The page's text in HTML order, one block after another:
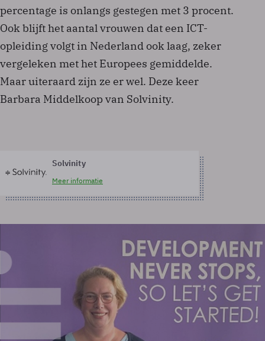
percentage is onlangs gestegen met 3 procent.
Ook blijft het aantal vrouwen dat een ICT-
opleiding volgt in Nederland ook laag, zeker
vergeleken met het Europees gemiddelde.
Maar uiteraard zijn ze er wel. Deze keer
Barbara Middelkoop van Solvinity.
Solvinity
Meer informatie